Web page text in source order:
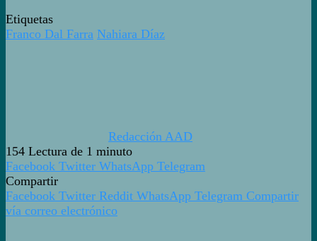
Etiquetas
Franco Dal Farra Nahiara Díaz
Redacción AAD
154 Lectura de 1 minuto
Facebook Twitter WhatsApp Telegram
Compartir
Facebook Twitter Reddit WhatsApp Telegram Compartir
vía correo electrónico